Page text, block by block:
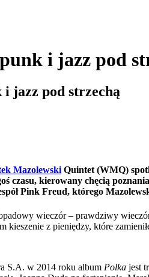
i jazz pod
jazz pod strzechą
Mazolewski Quintet (WMQ)
czasu, kierowany chęcią
Pink Freud, którego
wieczór – prawdziwy
kieszenie z pieniędzy, które
S.A. w 2014 roku album Polka jest